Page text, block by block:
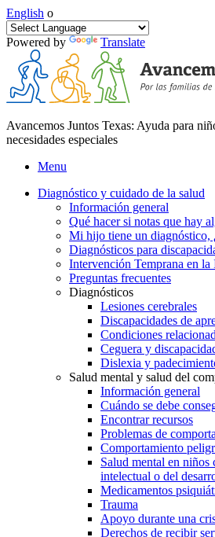
English o
Powered by Translate
Avancemos Juntos Texas: Ayuda para
necesidades especiales
Menu
Diagnóstico y cuidado de la salud
Información general
Qué hacer si notas que hay
Mi hijo tiene un diagnóstico,
Diagnósticos para
Intervención Temprana en
Preguntas frecuentes
Diagnósticos
Lesiones cerebrales
Discapacidades de
Condiciones
Ceguera y
Dislexia y
Salud mental y salud del
Información general
Cuándo se debe
Encontrar recursos
Problemas de
Comportamiento
Salud mental en niños
intelectual o del
Medicamentos
Trauma
Apoyo durante una
Derechos de recibir